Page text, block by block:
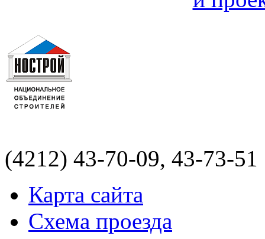
(4212) 43-70-09, 43-73-51
Карта сайта
Схема проезда